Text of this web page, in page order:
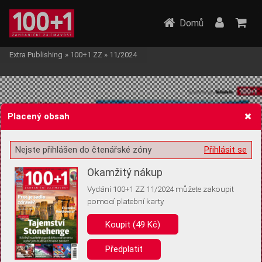
Žádost o souhlas s ukládáním volitelných informací
Pro základní fungování webu nepotřebujeme ukládat žádné informace
(tzv. cookies apod.). Rádi bychom vás ale požádali o souhlas s
uložením volitelných informací:
Anonymní unikátní ID
Domů
Extra Publishing » 100+1 ZZ » 11/2024
Placený obsah
Přihlásit se
Nejste přihlášen do čtenářské zóny
Okamžitý nákup
Vydání 100+1 ZZ 11/2024 můžete zakoupit
pomocí platební karty
Koupit (49 Kč)
Předplatit